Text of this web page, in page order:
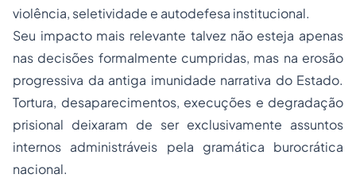
violência, seletividade e autodefesa institucional.
Seu impacto mais relevante talvez não esteja apenas
nas decisões formalmente cumpridas, mas na erosão
progressiva da antiga imunidade narrativa do Estado.
Tortura, desaparecimentos, execuções e degradação
prisional deixaram de ser exclusivamente assuntos
internos administráveis pela gramática burocrática
nacional.